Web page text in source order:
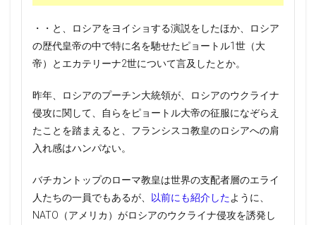
・・と、ロシアをヨイショする演説をしたほか、ロシア
の歴代皇帝の中で特に名を馳せたピョートル1世（大
帝）とエカテリーナ2世について言及したとか。
昨年、ロシアのプーチン大統領が、ロシアのウクライナ
侵攻に関して、自らをピョートル大帝の征服になぞらえ
たことを踏まえると、フランシスコ教皇のロシアへの肩
入れ感はハンパない。
バチカントップのローマ教皇は世界の支配者層のエライ
人たちの一員でもあるが、
以前にも紹介したように、
NATO（アメリカ）がロシアのウクライナ侵攻を誘発し